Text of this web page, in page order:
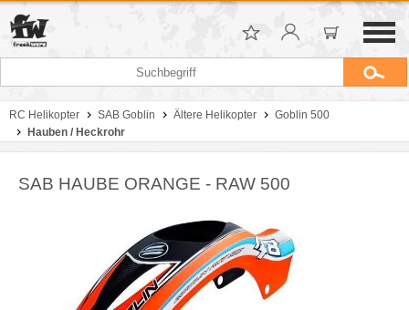
RC Helikopter SAB Goblin Ältere Helikopter
Goblin 500
Hauben / Heckrohr
SAB HAUBE ORANGE - RAW 500